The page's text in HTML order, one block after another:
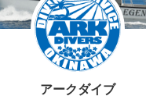
アークダイブ